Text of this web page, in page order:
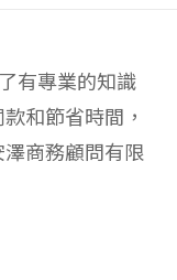
有專業的知識
和節省時間，
商務顧問有限